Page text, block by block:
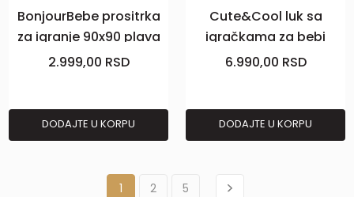
BonjourBebe prositrka
za igranje 90x90 plava
2.999,00 RSD
DODAJTE U KORPU
Cute&Cool luk sa
igračkama za bebi
gimnastiku flam
6.990,00 RSD
DODAJTE U KORPU
1 2 5